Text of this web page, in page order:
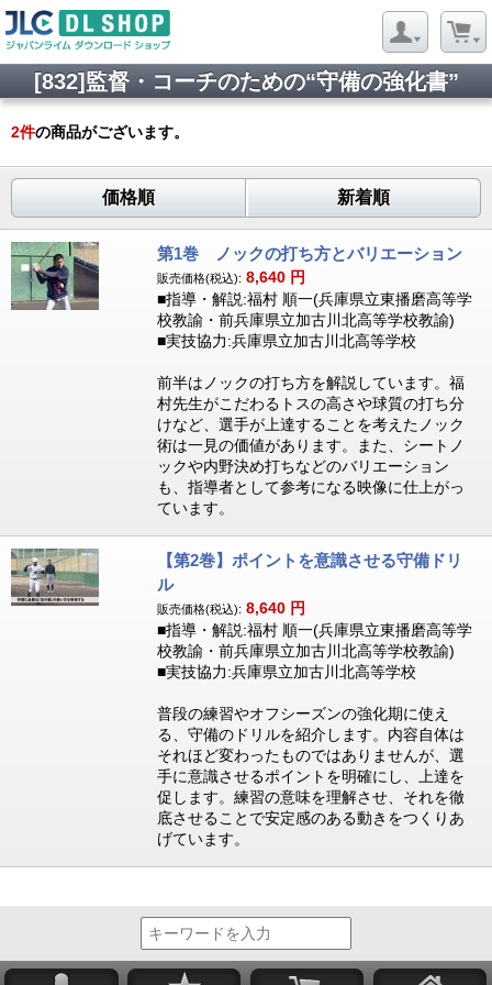
[832]監督・コーチのための“守備の強化書”
2件の商品がございます。
価格順 新着順
第1巻 ノックの打ち方とバリエーション
販売価格(税込): 8,640 円
■指導・解説:福村 順一(兵庫県立東播磨高等学
校教諭・前兵庫県立加古川北高等学校教諭)
■実技協力:兵庫県立加古川北高等学校
前半はノックの打ち方を解説しています。福
村先生がこだわるトスの高さや球質の打ち分
けなど、選手が上達することを考えたノック
術は一見の価値があります。また、シートノ
ックや内野決め打ちなどのバリエーション
も、指導者として参考になる映像に仕上がっ
ています。
【第2巻】ポイントを意識させる守備ドリ
ル
販売価格(税込): 8,640 円
■指導・解説:福村 順一(兵庫県立東播磨高等学
校教諭・前兵庫県立加古川北高等学校教諭)
■実技協力:兵庫県立加古川北高等学校
普段の練習やオフシーズンの強化期に使え
る、守備のドリルを紹介します。内容自体は
それほど変わったものではありませんが、選
手に意識させるポイントを明確にし、上達を
促します。練習の意味を理解させ、それを徹
底させることで安定感のある動きをつくりあ
げています。